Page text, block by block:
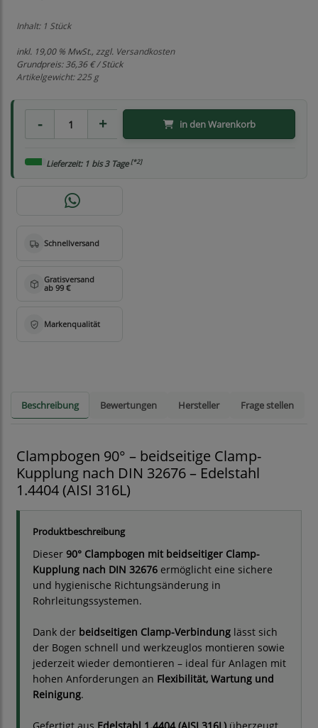
Inhalt: 1 Stück
inkl. 19,00 % MwSt., zzgl. Versandkosten
Grundpreis:36,36 € / Stück
Artikelgewicht: 225 g
in den Warenkorb
Lieferzeit: 1 bis 3 Tage[*2]
Beschreibung Bewertungen Hersteller Frage stellen
Clampbogen 90° – beidseitige Clamp-
Kupplung nach DIN 32676 – Edelstahl
1.4404 (AISI 316L)
Produktbeschreibung
Dieser 90° Clampbogen mit beidseitiger Clamp-
Kupplung nach DIN 32676 ermöglicht eine sichere
und hygienische Richtungsänderung in
Rohrleitungssystemen.
Dank der beidseitigen Clamp-Verbindung lässt sich
der Bogen schnell und werkzeuglos montieren sowie
jederzeit wieder demontieren – ideal für Anlagen mit
hohen Anforderungen an Flexibilität, Wartung und
Reinigung.